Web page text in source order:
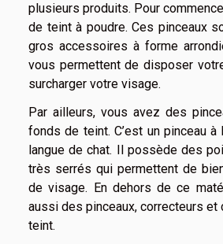
plusieurs produits. Pour
de teint à poudre. Ces pinceaux
gros accessoires à forme
vous permettent de disposer
surcharger votre visage.
Par ailleurs, vous avez des
fonds de teint. C’est un pinceau
langue de chat. Il possède des
très serrés qui permettent de
de visage. En dehors de ce
aussi des pinceaux, correcteurs
teint.